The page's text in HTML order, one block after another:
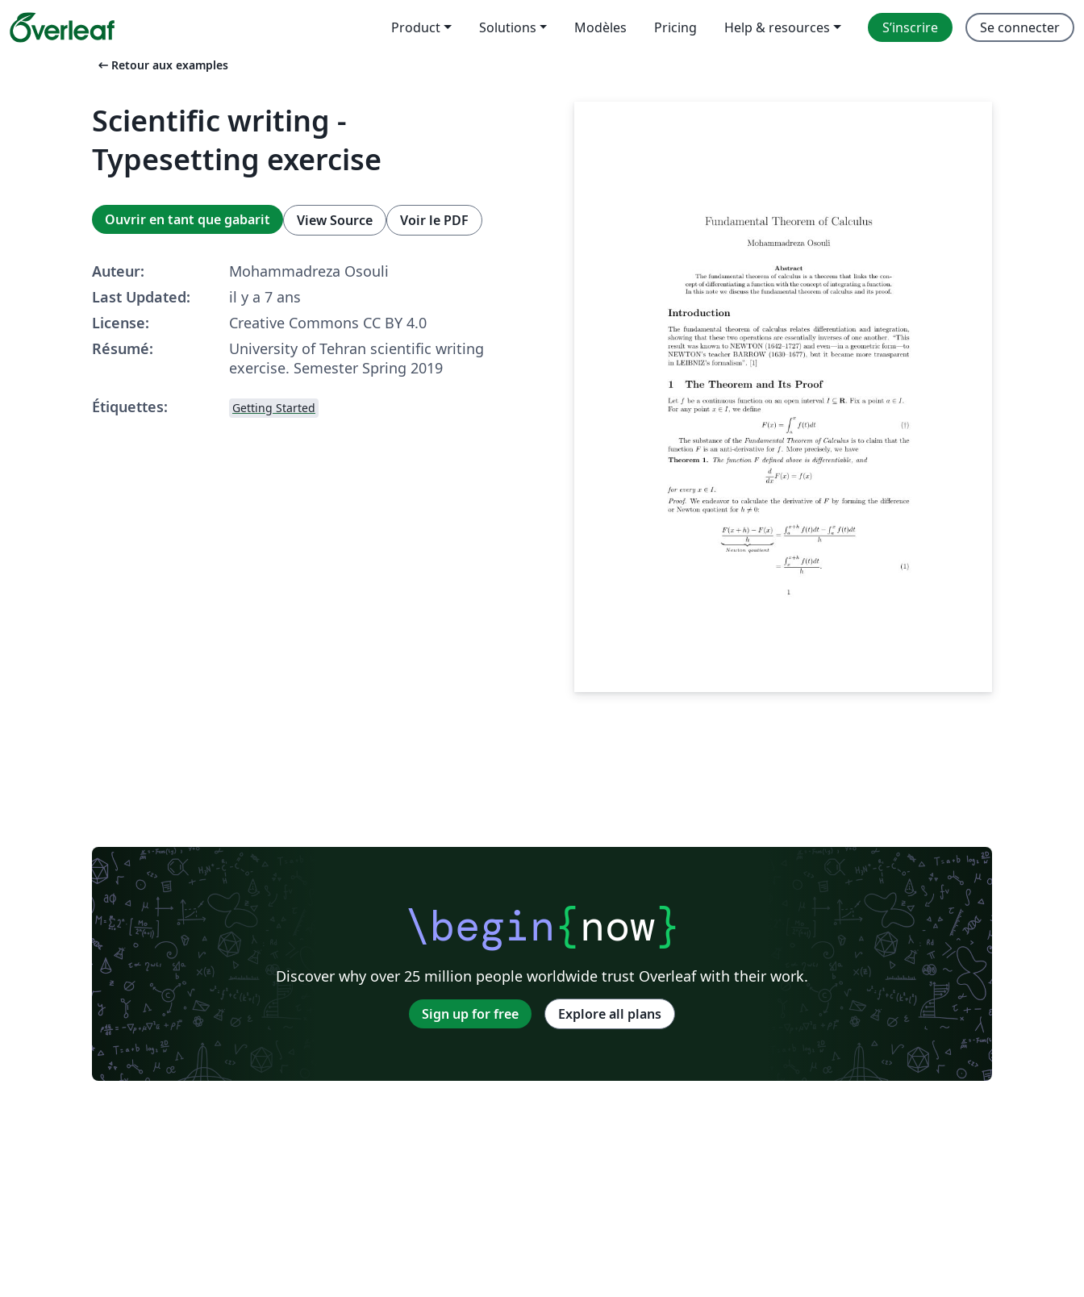
Product Solutions Modèles Pricing Help & resources S’inscrire Se connecter
arrow_left_alt Retour aux examples
Scientific writing -
Typesetting exercise
Ouvrir en tant que gabarit View Source Voir le PDF
Auteur:
Mohammadreza Osouli
Last Updated:
il y a 7 ans
License:
Creative Commons CC BY 4.0
Résumé:
University of Tehran scientific writing
exercise. Semester Spring 2019
Étiquettes:
Getting Started
\begin{now}
Discover why over 25 million people worldwide trust Overleaf with their work.
Sign up for free Explore all plans